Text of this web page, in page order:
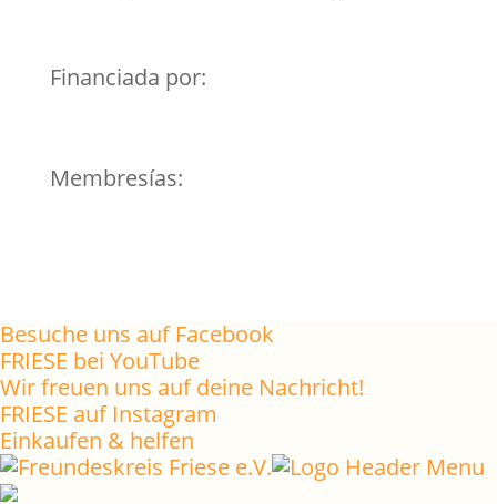
Financiada por:
Membresías:
Besuche uns auf Facebook
FRIESE bei YouTube
Wir freuen uns auf deine Nachricht!
FRIESE auf Instagram
Einkaufen & helfen